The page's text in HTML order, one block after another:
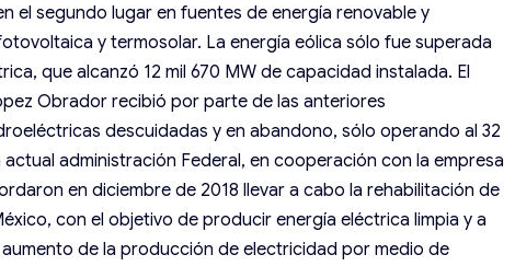
el segundo lugar en fuentes de energía renovable y
y termosolar. La energía eólica sólo fue superada
que alcanzó 12 mil 670 MW de capacidad instalada. El
Obrador recibió por parte de las anteriores
descuidadas y en abandono, sólo operando al 32
administración Federal, en cooperación con la empresa
en diciembre de 2018 llevar a cabo la rehabilitación de
con el objetivo de producir energía eléctrica limpia y a
de la producción de electricidad por medio de